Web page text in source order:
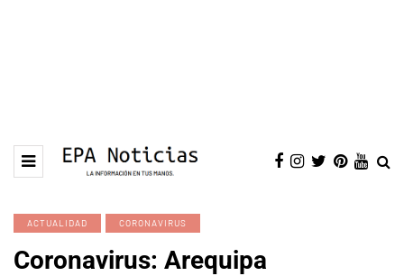
ACTUALIDAD CORONAVIRUS
Coronavirus: Arequipa